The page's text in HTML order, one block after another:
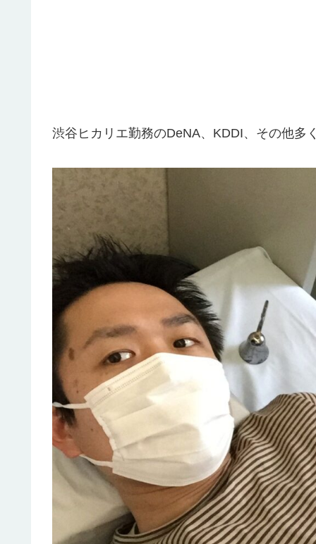
渋谷ヒカリエ勤務のDeNA、KDDI、その他多